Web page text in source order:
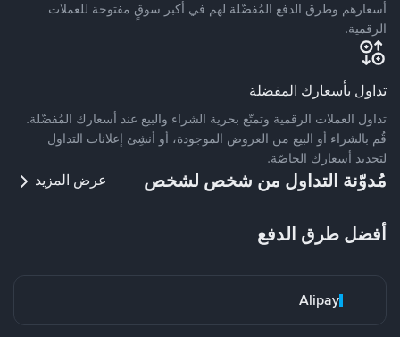
أسعارهم وطرق الدفع المُفضّلة لهم في أكبر سوقٍ مفتوحة للعملات
الرقمية.
تداول بأسعارك المفضلة
تداول العملات الرقمية وتمتّع بحرية الشراء والبيع عند أسعارك المُفضّلة.
قُم بالشراء أو البيع من العروض الموجودة، أو أنشِئ إعلانات التداول
لتحديد أسعارك الخاصّة.
مُدوّنة التداول من شخص لشخص عرض المزيد
أفضل طرق الدفع
Alipay